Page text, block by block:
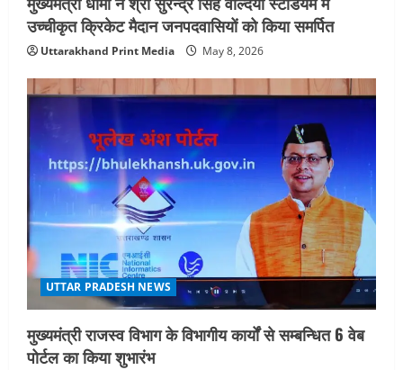
उच्चीकृत क्रिकेट मैदान जनपदवासियों को किया समर्पित
Uttarakhand Print Media May 8, 2026
UTTAR PRADESH NEWS
मुख्यमंत्री राजस्व विभाग के विभागीय कार्यों से सम्बन्धित 6 वेब
पोर्टल का किया शुभारंभ